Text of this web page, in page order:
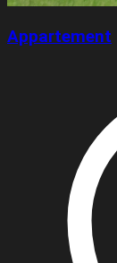
Appartement